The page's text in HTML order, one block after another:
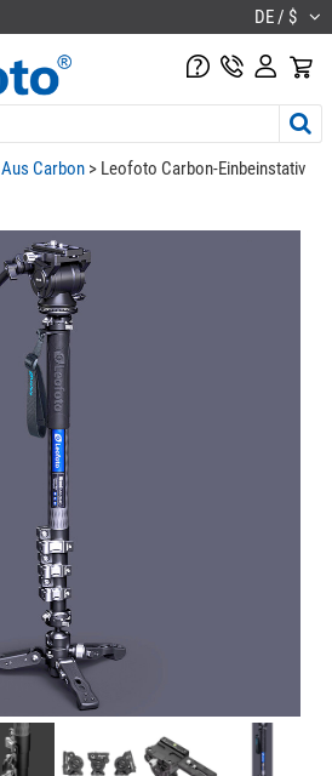
DE / $
Aus Carbon > Leofoto Carbon-Einbeinstativ